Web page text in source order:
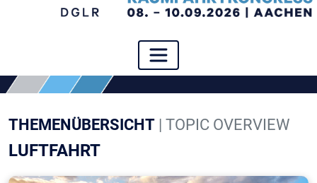
THEMENÜBERSICHT | TOPIC OVERVIEW
LUFTFAHRT